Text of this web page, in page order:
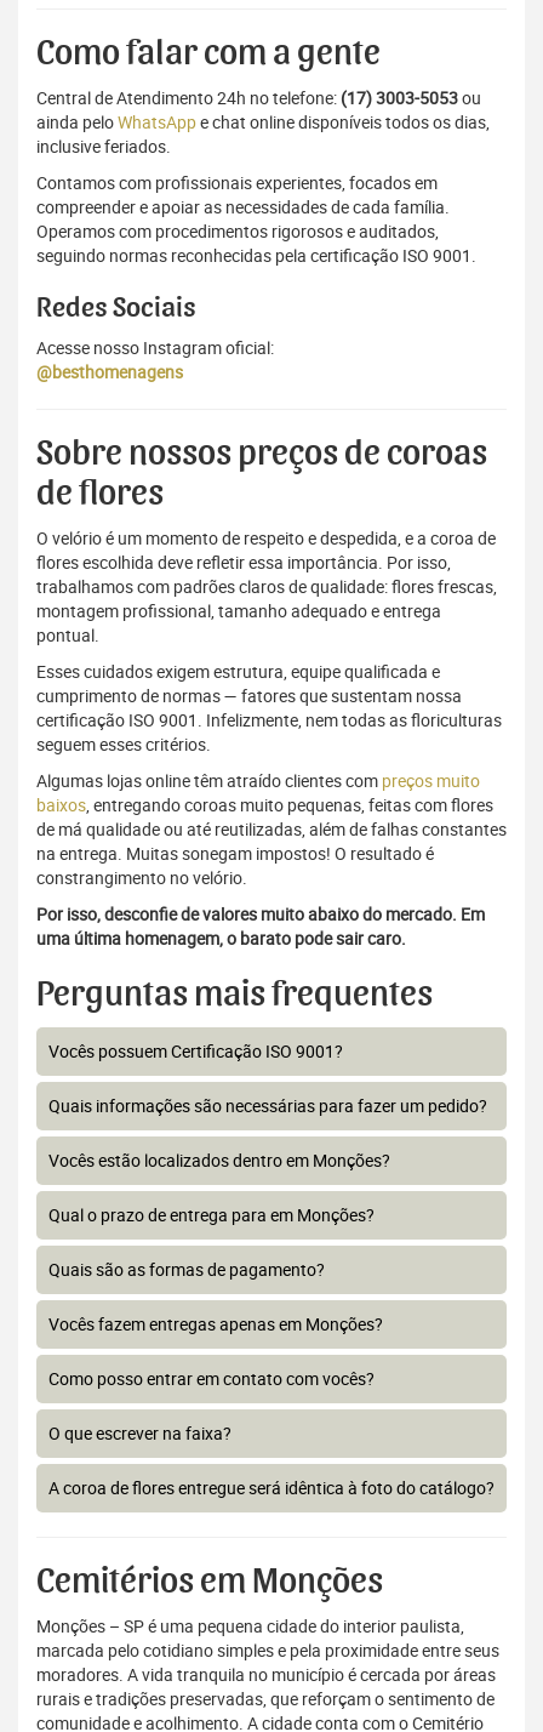
Como falar com a gente
Central de Atendimento 24h no telefone: (17) 3003-5053ou
ainda peloWhatsAppe chat online disponíveis todos os dias,
inclusive feriados.
Contamos com profissionais experientes, focados em
compreender e apoiar as necessidades de cada família.
Operamos com procedimentos rigorosos e auditados,
seguindo normas reconhecidas pela certificação ISO 9001.
Redes Sociais
Acesse nosso Instagram oficial:
@besthomenagens
Sobre nossos preços de coroas
de flores
O velório é um momento de respeito e despedida, e a coroa de
flores escolhida deve refletir essa importância. Por isso,
trabalhamos com padrões claros de qualidade: flores frescas,
montagem profissional, tamanho adequado e entrega
pontual.
Esses cuidados exigem estrutura, equipe qualificada e
cumprimento de normas — fatores que sustentam nossa
certificação ISO 9001. Infelizmente, nem todas as floriculturas
seguem esses critérios.
Algumas lojas online têm atraído clientes com preços muito
baixos, entregando coroas muito pequenas, feitas com flores
de má qualidade ou até reutilizadas, além de falhas constantes
na entrega. Muitas sonegam impostos! O resultado é
constrangimento no velório.
Por isso, desconfie de valores muito abaixo do mercado. Em
uma última homenagem, o barato pode sair caro.
Perguntas mais frequentes
Vocês possuem Certificação ISO 9001?
Quais informações são necessárias para fazer um pedido?
Vocês estão localizados dentro em Monções?
Qual o prazo de entrega para em Monções?
Quais são as formas de pagamento?
Vocês fazem entregas apenas em Monções?
Como posso entrar em contato com vocês?
O que escrever na faixa?
A coroa de flores entregue será idêntica à foto do catálogo?
Cemitérios em Monções
Monções – SP é uma pequena cidade do interior paulista,
marcada pelo cotidiano simples e pela proximidade entre seus
moradores. A vida tranquila no município é cercada por áreas
rurais e tradições preservadas, que reforçam o sentimento de
comunidade e acolhimento. A cidade conta com o Cemitério